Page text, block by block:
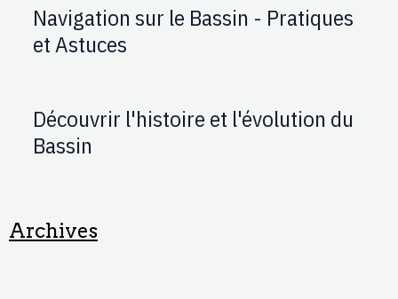
Navigation sur le Bassin - Pratiques
et Astuces
Découvrir l'histoire et l'évolution du
Bassin
Archives